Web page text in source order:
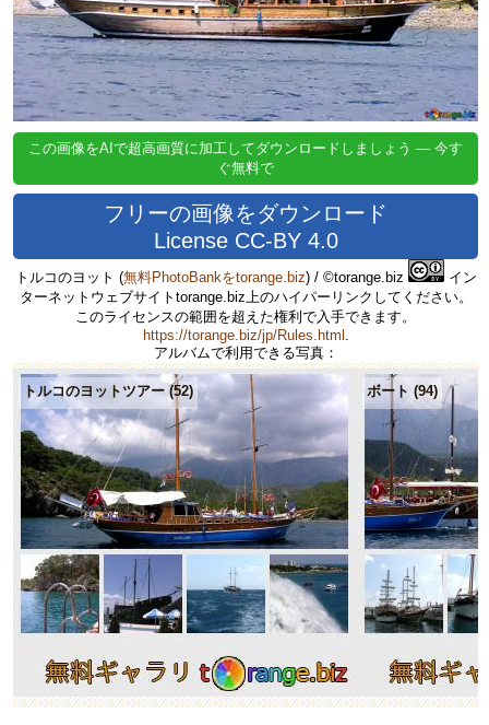
この画像をAIで超高画質に加工してダウンロードしましょう — 今す
ぐ無料で
フリーの画像をダウンロード
License CC-BY 4.0
トルコのヨット (無料PhotoBankをtorange.biz) / ©torange.biz
イン
ターネットウェブサイトtorange.biz上のハイパーリンクしてください。
このライセンスの範囲を超えた権利で入手できます。
https://torange.biz/jp/Rules.html
アルバムで利用できる写真：
トルコのヨットツアー (52) ボート (94)